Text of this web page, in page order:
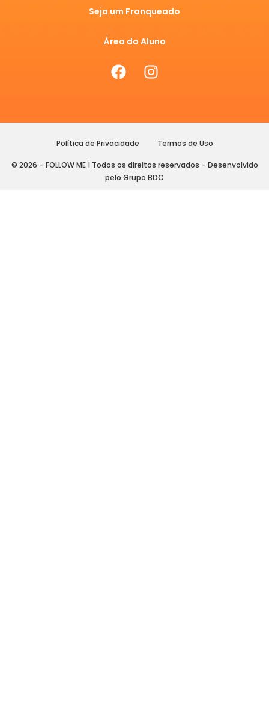
Seja um Franqueado
Área do Aluno
Política de Privacidade Termos de Uso
© 2026 – FOLLOW ME | Todos os direitos reservados – Desenvolvido
pelo Grupo BDC